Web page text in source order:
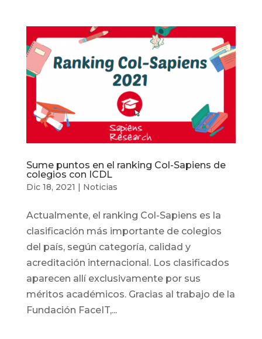
Sume puntos en el ranking Col-Sapiens de
colegios con ICDL
Dic 18, 2021 | Noticias
Actualmente, el ranking Col-Sapiens es la
clasificación más importante de colegios
del país, según categoría, calidad y
acreditación internacional. Los clasificados
aparecen allí exclusivamente por sus
méritos académicos. Gracias al trabajo de la
Fundación FaceIT,...